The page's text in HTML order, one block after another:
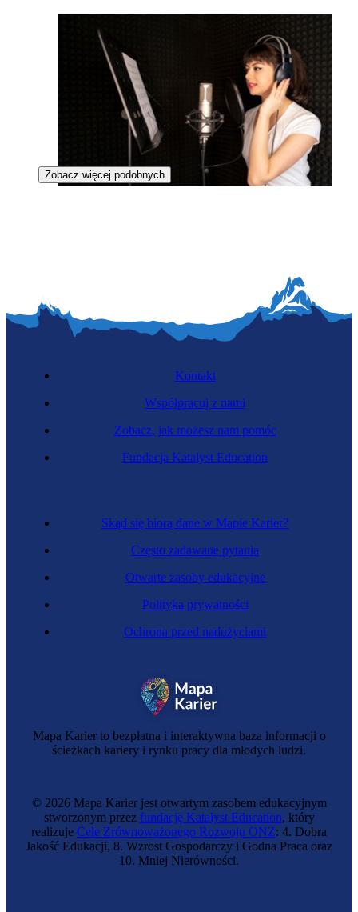
Redaktorka wydawnicza
Zawód przyszłości
Projektantka emocji
Zobacz więcej podobnych
Mapa Karier to bezpłatna i interaktywna baza informacji o
ścieżkach kariery i rynku pracy dla młodych ludzi.
Skąd się biorą dane w Mapie Karier?
Często zadawane pytania
Otwarte zasoby edukacyjne
Polityka prywatności
Ochrona przed nadużyciami
Kontakt
Współpracuj z nami
Zobacz, jak możesz nam pomóc
Fundacja Katalyst Education
© 2026 Mapa Karier jest otwartym zasobem edukacyjnym
stworzonym przez fundację Katalyst Education, który
realizuje Cele Zrównoważonego Rozwoju ONZ: 4. Dobra
Jakość Edukacji, 8. Wzrost Gospodarczy i Godna Praca oraz
10. Mniej Nierówności.